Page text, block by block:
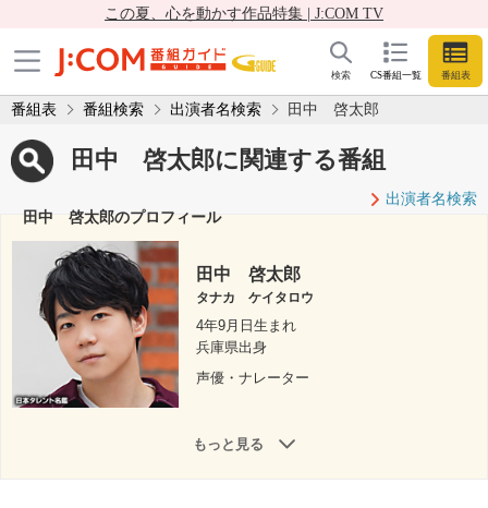
この夏、心を動かす作品特集 | J:COM TV
CS番組一覧 番組表
検索
番組表 番組検索 出演者名検索 田中 啓太郎
田中 啓太郎に関連する番組
出演者名検索
田中 啓太郎のプロフィール
田中 啓太郎
タナカ ケイタロウ
4年9月日生まれ
兵庫県出身
声優・ナレーター
もっと見る